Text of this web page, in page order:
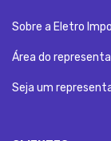
Sobre a Eletro
Área do
Seja um